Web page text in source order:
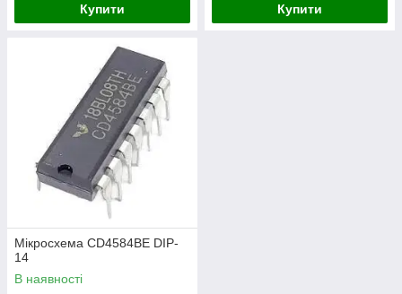
Купити Купити
Мікросхема CD4584BE DIP-
14
В наявності